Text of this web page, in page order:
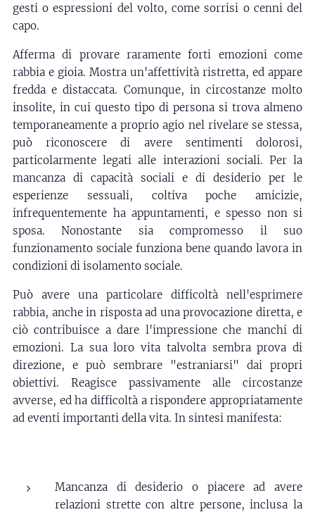
gesti o espressioni del volto, come sorrisi o cenni del
capo.
Afferma di provare raramente forti emozioni come
rabbia e gioia. Mostra un'affettività ristretta, ed appare
fredda e distaccata. Comunque, in circostanze molto
insolite, in cui questo tipo di persona si trova almeno
temporaneamente a proprio agio nel rivelare se stessa,
può riconoscere di avere sentimenti dolorosi,
particolarmente legati alle interazioni sociali. Per la
mancanza di capacità sociali e di desiderio per le
esperienze sessuali, coltiva poche amicizie,
infrequentemente ha appuntamenti, e spesso non si
sposa. Nonostante sia compromesso il suo
funzionamento sociale funziona bene quando lavora in
condizioni di isolamento sociale.
Può avere una particolare difficoltà nell'esprimere
rabbia, anche in risposta ad una provocazione diretta, e
ciò contribuisce a dare l'impressione che manchi di
emozioni. La sua loro vita talvolta sembra prova di
direzione, e può sembrare "estraniarsi" dai propri
obiettivi. Reagisce passivamente alle circostanze
avverse, ed ha difficoltà a rispondere appropriatamente
ad eventi importanti della vita. In sintesi manifesta:
Mancanza di desiderio o piacere ad avere
relazioni strette con altre persone, inclusa la